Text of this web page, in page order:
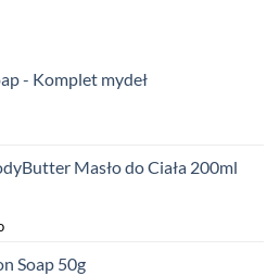
- Komplet mydeł
Masło do Ciała 200ml
Soap 50g